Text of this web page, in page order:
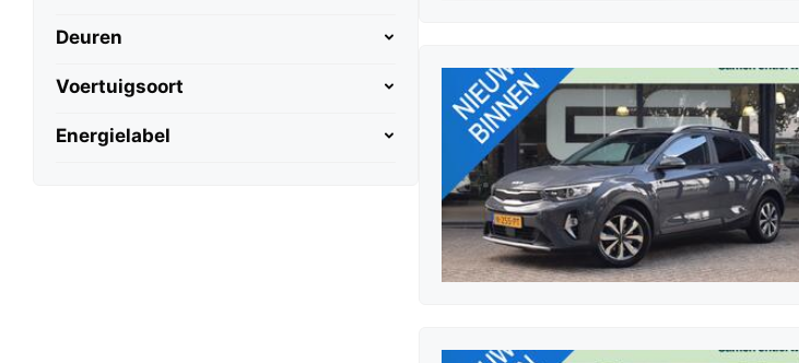
Deuren
Voertuigsoort
Energielabel